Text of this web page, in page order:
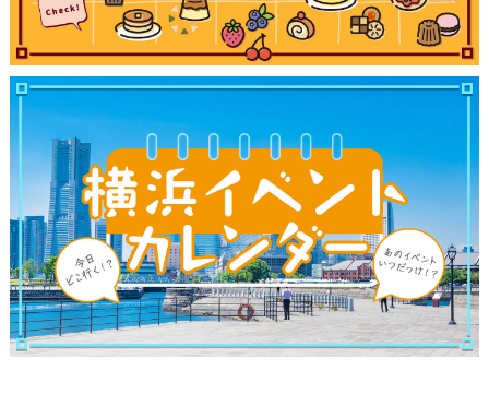
観光ガイド